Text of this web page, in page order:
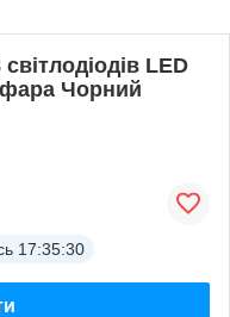
LED
фара Чорний
17:35:30